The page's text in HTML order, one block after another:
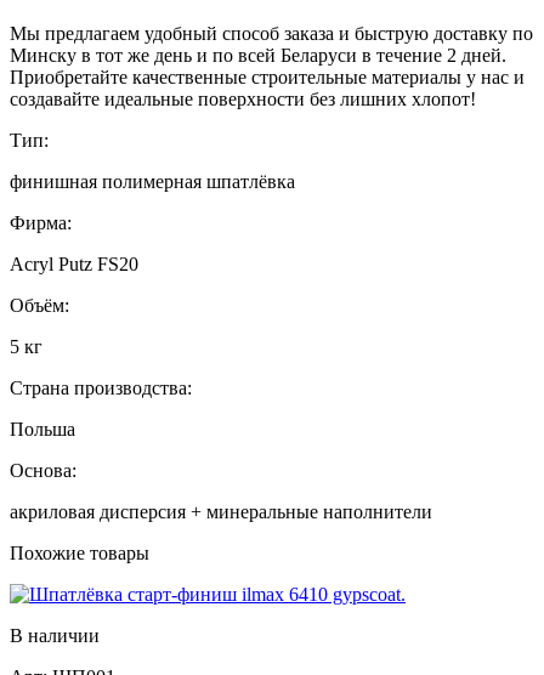
Мы предлагаем удобный способ заказа и быструю доставку по
Минску в тот же день и по всей Беларуси в течение 2 дней.
Приобретайте качественные строительные материалы у нас и
создавайте идеальные поверхности без лишних хлопот!
Тип:
финишная полимерная шпатлёвка
Фирма:
Acryl Putz FS20
Объём:
5 кг
Страна производства:
Польша
Основа:
акриловая дисперсия + минеральные наполнители
Похожие товары
В наличии